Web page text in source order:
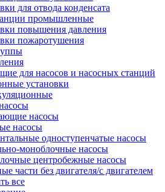
для отвода конденсата
промышленные
повышения давления
пожаротушения
для насосов и насосных станций
установки
насосы
насосы
одноступенчатые насосы
моноблочные насосы
центробежные насосы
части без двигателя/с двигателем
все